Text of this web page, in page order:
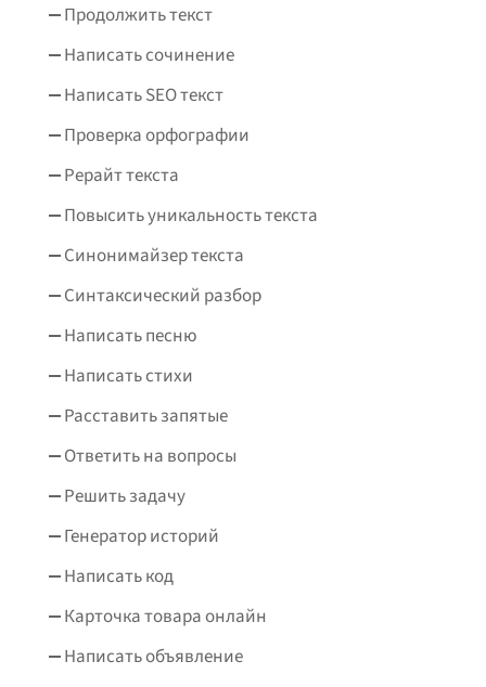
Продолжить текст
Написать сочинение
Написать SEO текст
Проверка орфографии
Рерайт текста
Повысить уникальность текста
Синонимайзер текста
Синтаксический разбор
Написать песню
Написать стихи
Расставить запятые
Ответить на вопросы
Решить задачу
Генератор историй
Написать код
Карточка товара онлайн
Написать объявление